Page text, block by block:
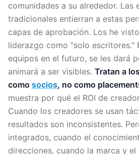
comunidades a su alrededor. Las
tradicionales entierran a estas
capas de aprobación. Los he
liderazgo como "solo escritores."
equipos en el futuro, se les dará
animará a ser visibles. Tratan a
como socios, no como
muestra por qué el ROI de
Cuando los creadores se usan
resultados son inconsistentes.
integrados, cuando el
direcciones, cuando la marca y